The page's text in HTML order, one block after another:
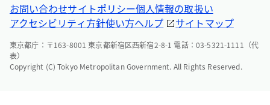
お問い合わせサイトポリシー個人情報の取扱い
アクセシビリティ方針使い方ヘルプ サイトマップ
東京都庁：〒163-8001 東京都新宿区西新宿2-8-1 電話：03-5321-1111（代
表）
Copyright (C) Tokyo Metropolitan Government. All Rights Reserved.